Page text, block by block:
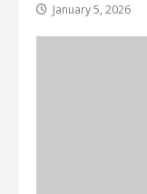
January 5, 2026